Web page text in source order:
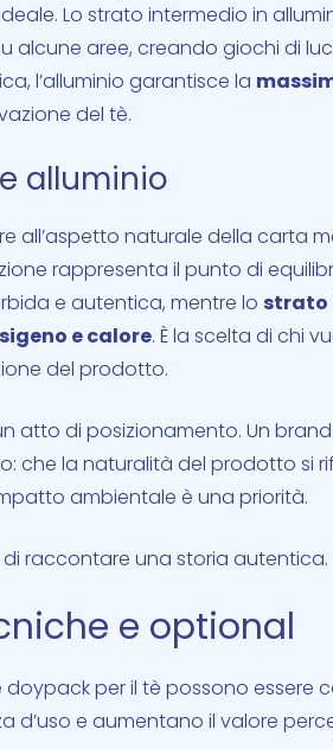
Lo strato intermedio in
alcune aree, creando giochi di
l’alluminio garantisce la
del tè.
alluminio
all’aspetto naturale della carta
rappresenta il punto di
e autentica, mentre lo strato
e calore. È la scelta di chi
del prodotto.
atto di posizionamento. Un
che la naturalità del prodotto si
ambientale è una priorità.
raccontare una storia autentica.
e optional
doypack per il tè possono
d’uso e aumentano il valore